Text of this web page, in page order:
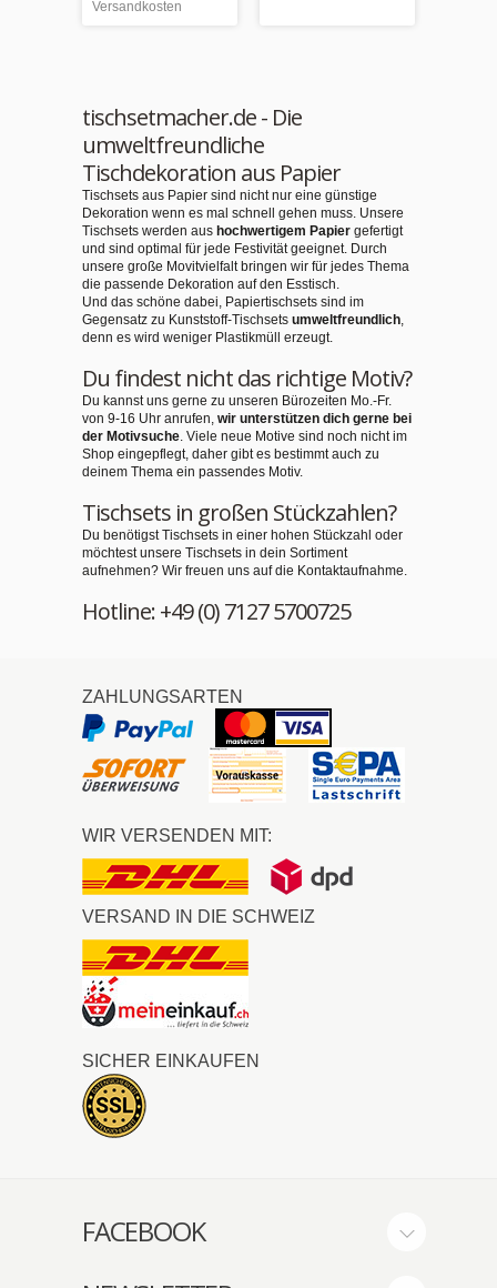
Versandkosten
tischsetmacher.de - Die
umweltfreundliche
Tischdekoration aus Papier
Tischsets aus Papier sind nicht nur eine günstige
Dekoration wenn es mal schnell gehen muss. Unsere
Tischsets werden aus hochwertigem Papier gefertigt
und sind optimal für jede Festivität geeignet. Durch
unsere große Movitvielfalt bringen wir für jedes Thema
die passende Dekoration auf den Esstisch.
Und das schöne dabei, Papiertischsets sind im
Gegensatz zu Kunststoff-Tischsets umweltfreundlich,
denn es wird weniger Plastikmüll erzeugt.
Du findest nicht das richtige Motiv?
Du kannst uns gerne zu unseren Bürozeiten Mo.-Fr.
von 9-16 Uhr anrufen, wir unterstützen dich gerne bei
der Motivsuche. Viele neue Motive sind noch nicht im
Shop eingepflegt, daher gibt es bestimmt auch zu
deinem Thema ein passendes Motiv.
Tischsets in großen Stückzahlen?
Du benötigst Tischsets in einer hohen Stückzahl oder
möchtest unsere Tischsets in dein Sortiment
aufnehmen? Wir freuen uns auf die Kontaktaufnahme.
Hotline: +49 (0) 7127 5700725
ZAHLUNGSARTEN
WIR VERSENDEN MIT:
VERSAND IN DIE SCHWEIZ
SICHER EINKAUFEN
FACEBOOK